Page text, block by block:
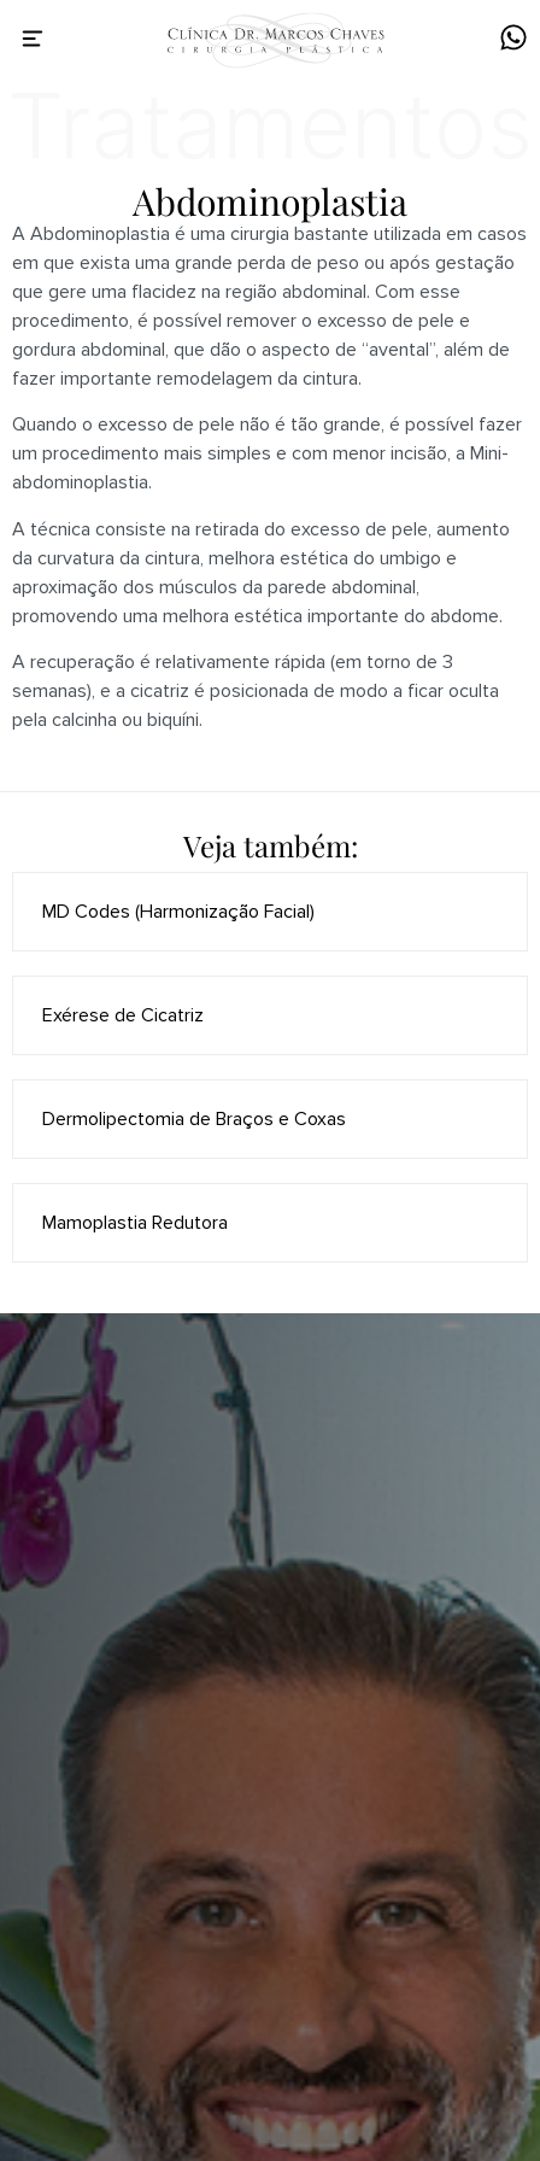
Abdominoplastia
A Abdominoplastia é uma cirurgia bastante utilizada em casos
em que exista uma grande perda de peso ou após gestação
que gere uma flacidez na região abdominal. Com esse
procedimento, é possível remover o excesso de pele e
gordura abdominal, que dão o aspecto de “avental”, além de
fazer importante remodelagem da cintura.
Quando o excesso de pele não é tão grande, é possível fazer
um procedimento mais simples e com menor incisão, a Mini-
abdominoplastia.
A técnica consiste na retirada do excesso de pele, aumento
da curvatura da cintura, melhora estética do umbigo e
aproximação dos músculos da parede abdominal,
promovendo uma melhora estética importante do abdome.
A recuperação é relativamente rápida (em torno de 3
semanas), e a cicatriz é posicionada de modo a ficar oculta
pela calcinha ou biquíni.
Veja também:
MD Codes (Harmonização Facial)
Exérese de Cicatriz
Dermolipectomia de Braços e Coxas
Mamoplastia Redutora